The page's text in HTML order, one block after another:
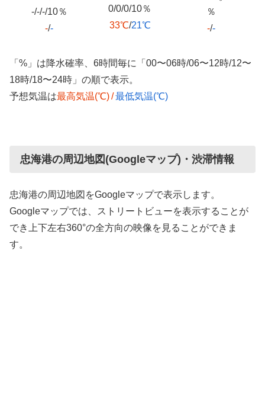
-/-/-/10％
-/-
0/0/0/10％
33℃/21℃
％
-/-
「%」は降水確率、6時間毎に「00〜06時/06〜12時/12〜
18時/18〜24時」の順で表示。
予想気温は最高気温(℃)/最低気温(℃)
忠海港の周辺地図(Googleマップ)・渋滞情報
忠海港の周辺地図をGoogleマップで表示します。
Googleマップでは、ストリートビューを表示することが
でき上下左右360°の全方向の映像を見ることができま
す。